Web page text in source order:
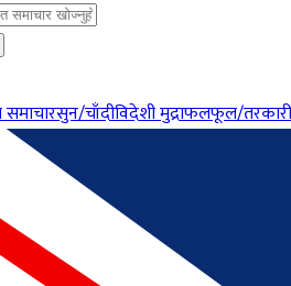
समाचारसुन/चाँदीविदेशी मुद्राफलफूल/तरकारी